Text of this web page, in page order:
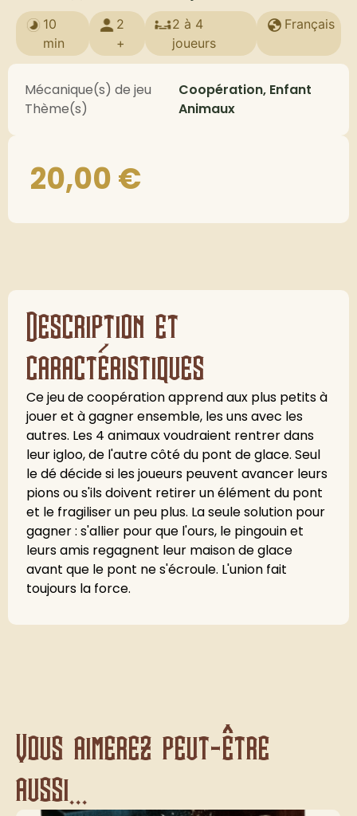
10
min
2
+
2 à 4
joueurs
Français
Mécanique(s) de jeu
Coopération, Enfant
Thème(s)
Animaux
20,00€
Description et
caractéristiques
Ce jeu de coopération apprend aux plus petits à
jouer et à gagner ensemble, les uns avec les
autres. Les 4 animaux voudraient rentrer dans
leur igloo, de l'autre côté du pont de glace. Seul
le dé décide si les joueurs peuvent avancer leurs
pions ou s'ils doivent retirer un élément du pont
et le fragiliser un peu plus. La seule solution pour
gagner : s'allier pour que l'ours, le pingouin et
leurs amis regagnent leur maison de glace
avant que le pont ne s'écroule. L'union fait
toujours la force.
Vous aimerez peut-être
aussi...